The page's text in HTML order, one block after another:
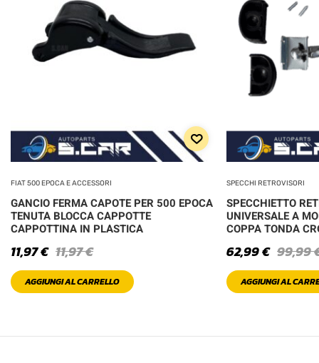
FIAT 500 EPOCA E ACCESSORI
GANCIO FERMA CAPOTE PER 500 EPOCA
TENUTA BLOCCA CAPPOTTE
CAPPOTTINA IN PLASTICA
11,97€
11,97€
AGGIUNGI AL CARRELLO
SPECCHI RETROVISORI
SPECCHIETTO
UNIVERSALE A
COPPA TONDA
99,99
62,99€
AGGIUNGI AL